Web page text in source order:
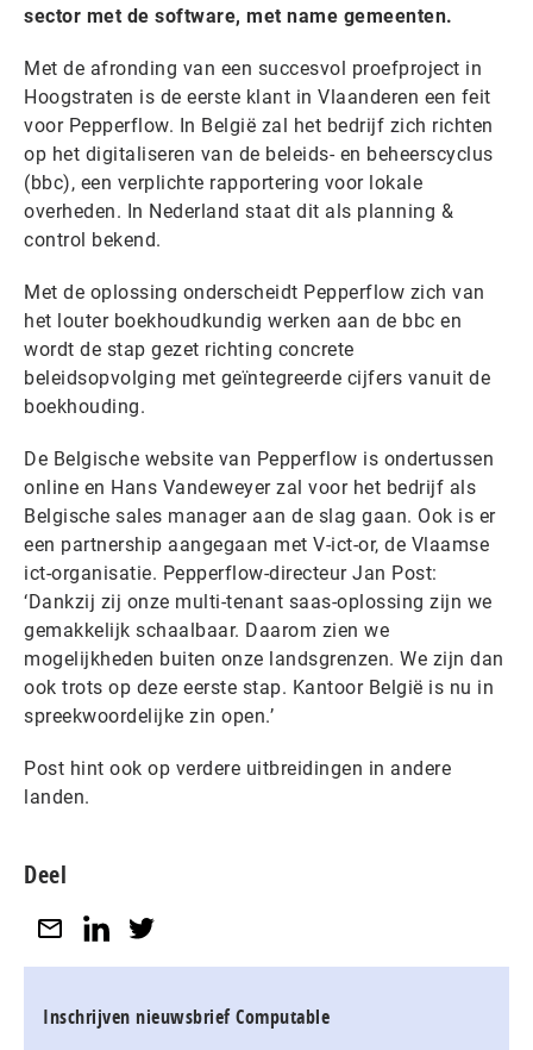
sector met de software, met name gemeenten.
Met de afronding van een succesvol proefproject in
Hoogstraten is de eerste klant in Vlaanderen een feit
voor Pepperflow. In België zal het bedrijf zich richten
op het digitaliseren van de beleids- en beheerscyclus
(bbc), een verplichte rapportering voor lokale
overheden. In Nederland staat dit als planning &
control bekend.
Met de oplossing onderscheidt Pepperflow zich van
het louter boekhoudkundig werken aan de bbc en
wordt de stap gezet richting concrete
beleidsopvolging met geïntegreerde cijfers vanuit de
boekhouding.
De Belgische website van Pepperflow is ondertussen
online en Hans Vandeweyer zal voor het bedrijf als
Belgische sales manager aan de slag gaan. Ook is er
een partnership aangegaan met V-ict-or, de Vlaamse
ict-organisatie. Pepperflow-directeur Jan Post:
‘Dankzij zij onze multi-tenant saas-oplossing zijn we
gemakkelijk schaalbaar. Daarom zien we
mogelijkheden buiten onze landsgrenzen. We zijn dan
ook trots op deze eerste stap. Kantoor België is nu in
spreekwoordelijke zin open.’
Post hint ook op verdere uitbreidingen in andere
landen.
Deel
Inschrijven nieuwsbrief Computable